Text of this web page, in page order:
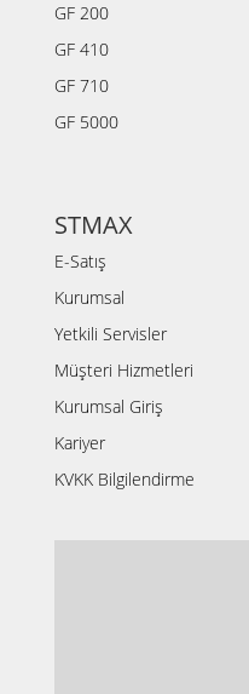
GF 200
GF 410
GF 710
GF 5000
STMAX
E-Satış
Kurumsal
Yetkili Servisler
Müşteri Hizmetleri
Kurumsal Giriş
Kariyer
KVKK Bilgilendirme